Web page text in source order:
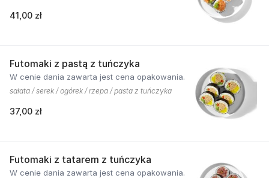
41,00 zł
Futomaki z pastą z tuńczyka
W cenie dania zawarta jest cena opakowania.
sałata / serek / ogórek / rzepa / pasta z tuńczyka
37,00 zł
Futomaki z tatarem z tuńczyka
W cenie dania zawarta jest cena opakowania.